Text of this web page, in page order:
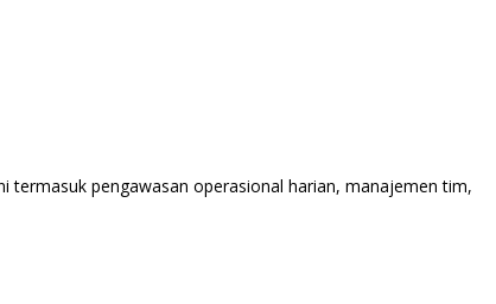
termasuk pengawasan operasional harian, manajemen tim,